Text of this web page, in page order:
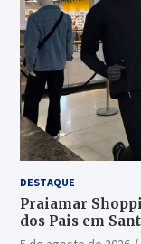
DESTAQUE
Praiamar
dos Pais em